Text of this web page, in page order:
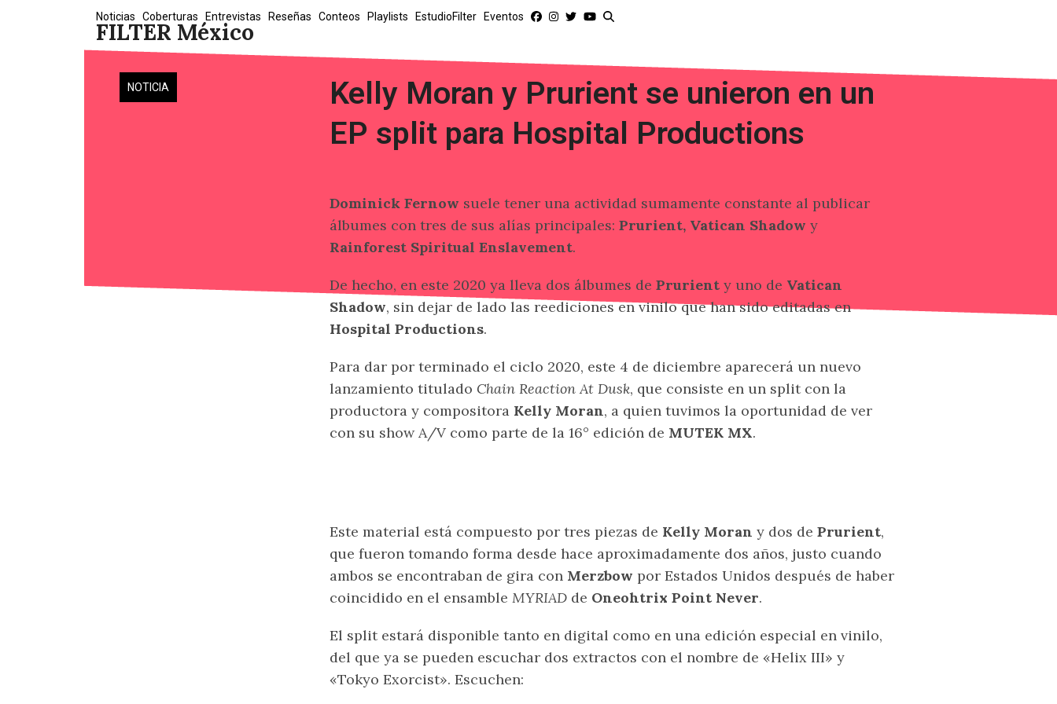
FILTER México
Noticias Coberturas Entrevistas Reseñas Conteos Playlists EstudioFilter Eventos
NOTICIA
Kelly Moran y Prurient se unieron en un
EP split para Hospital Productions
Dominick Fernow suele tener una actividad sumamente constante al publicar
álbumes con tres de sus alías principales: Prurient, Vatican Shadow y
Rainforest Spiritual Enslavement.
De hecho, en este 2020 ya lleva dos álbumes de Prurient y uno de Vatican
Shadow, sin dejar de lado las reediciones en vinilo que han sido editadas en
Hospital Productions.
Para dar por terminado el ciclo 2020, este 4 de diciembre aparecerá un nuevo
lanzamiento titulado Chain Reaction At Dusk, que consiste en un split con la
productora y compositora Kelly Moran, a quien tuvimos la oportunidad de ver
con su show A/V como parte de la 16° edición de MUTEK MX.
Este material está compuesto por tres piezas de Kelly Moran y dos de Prurient,
que fueron tomando forma desde hace aproximadamente dos años, justo cuando
ambos se encontraban de gira con Merzbow por Estados Unidos después de haber
coincidido en el ensamble MYRIAD de Oneohtrix Point Never.
El split estará disponible tanto en digital como en una edición especial en vinilo,
del que ya se pueden escuchar dos extractos con el nombre de «Helix III» y
«Tokyo Exorcist». Escuchen: